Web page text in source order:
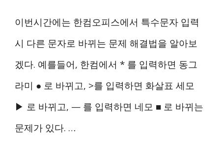
이번시간에는 한컴오피스에서 특수문자 입력
시 다른 문자로 바뀌는 문제 해결법을 알아보
겠다. 예를들어, 한컴에서 * 를 입력하면 동그
라미 ● 로 바뀌고, >를 입력하면 화살표 세모
▶ 로 바뀌고, — 를 입력하면 네모 ■ 로 바뀌는
문제가 있다. …